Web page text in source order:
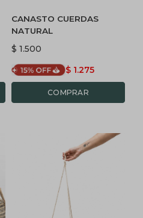
CANASTO CUERDAS
NATURAL
$ 1.500
$ 1.275